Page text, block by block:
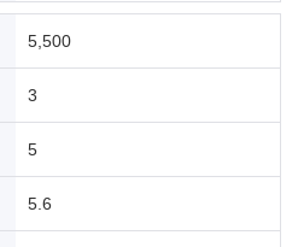
5,500
3
5
5.6